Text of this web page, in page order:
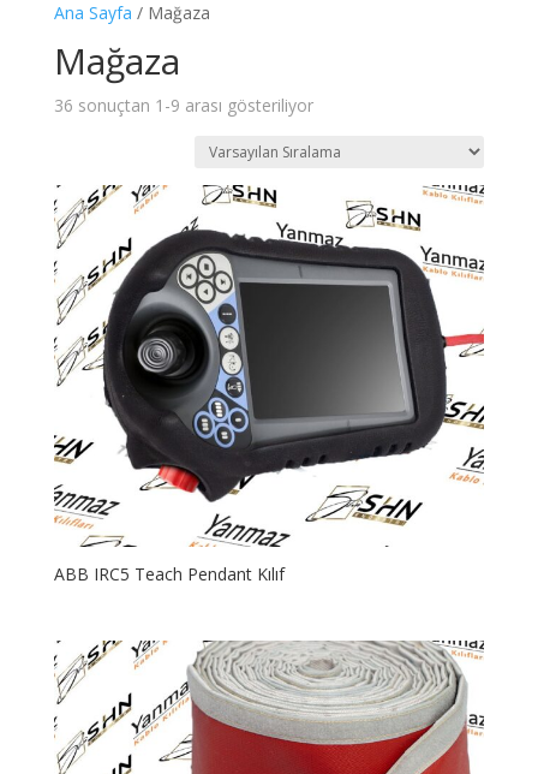
Ana Sayfa / Mağaza
Mağaza
36 sonuçtan 1-9 arası gösteriliyor
ABB IRC5 Teach Pendant Kılıf